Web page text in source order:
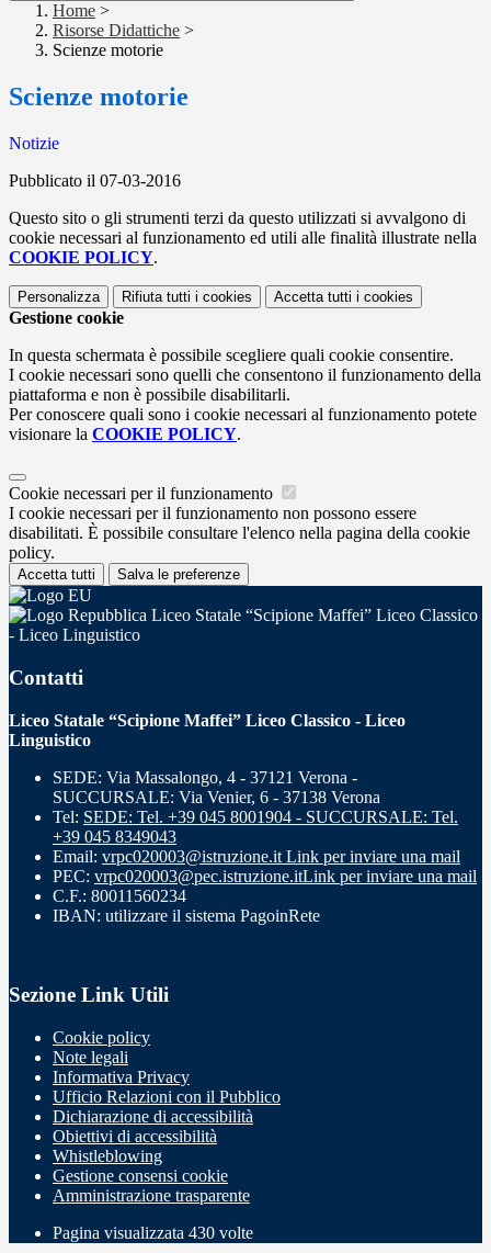
Home >
Risorse Didattiche >
Scienze motorie
Scienze motorie
Notizie
Pubblicato il 07-03-2016
Questo sito o gli strumenti terzi da questo utilizzati si avvalgono di
cookie necessari al funzionamento ed utili alle finalità illustrate nella
COOKIE POLICY.
Personalizza Rifiuta tutti i cookies Accetta tutti i cookies
Gestione cookie
In questa schermata è possibile scegliere quali cookie consentire.
I cookie necessari sono quelli che consentono il funzionamento della
piattaforma e non è possibile disabilitarli.
Per conoscere quali sono i cookie necessari al funzionamento potete
visionare la COOKIE POLICY.
Cookie necessari per il funzionamento
I cookie necessari per il funzionamento non possono essere
disabilitati. È possibile consultare l'elenco nella pagina della cookie
policy.
Accetta tutti Salva le preferenze
Liceo Statale “Scipione Maffei” Liceo Classico
- Liceo Linguistico
Contatti
Liceo Statale “Scipione Maffei” Liceo Classico - Liceo
Linguistico
SEDE: Via Massalongo, 4 - 37121 Verona -
SUCCURSALE: Via Venier, 6 - 37138 Verona
Tel: SEDE: Tel. +39 045 8001904 - SUCCURSALE: Tel.
+39 045 8349043
Email: vrpc020003@istruzione.it Link per inviare una mail
PEC: vrpc020003@pec.istruzione.itLink per inviare una mail
C.F.: 80011560234
IBAN: utilizzare il sistema PagoinRete
Sezione Link Utili
Cookie policy
Note legali
Informativa Privacy
Ufficio Relazioni con il Pubblico
Dichiarazione di accessibilità
Obiettivi di accessibilità
Whistleblowing
Gestione consensi cookie
Amministrazione trasparente
Pagina visualizzata 430 volte